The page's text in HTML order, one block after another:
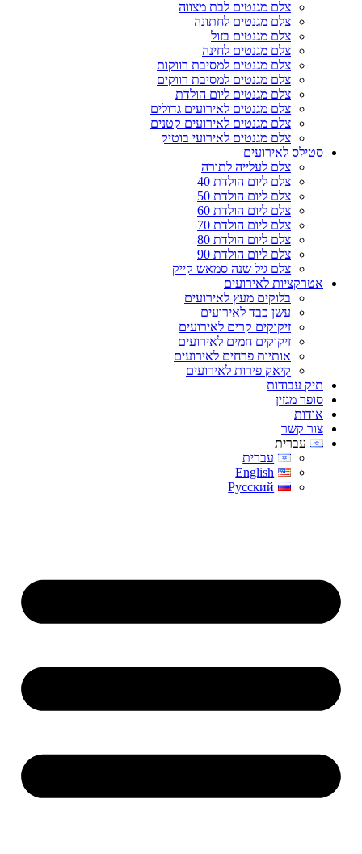
צלם מגנטים לבת מצווה
צלם מגנטים לחתונה
צלם מגנטים בזול
צלם מגנטים לחינה
צלם מגנטים למסיבת רווקות
צלם מגנטים למסיבת רווקים
צלם מגנטים ליום הולדת
צלם מגנטים לאירועים גדולים
צלם מגנטים לאירועים קטנים
צלם מגנטים לאירועי בוטיק
סטילס לאירועים
צלם לעלייה לתורה
צלם ליום הולדת 40
צלם ליום הולדת 50
צלם ליום הולדת 60
צלם ליום הולדת 70
צלם ליום הולדת 80
צלם ליום הולדת 90
צלם גיל שנה סמאש קייק
אטרקציות לאירועים
בלוקים מעץ לאירועים
עשן כבד לאירועים
זיקוקים קרים לאירועים
זיקוקים חמים לאירועים
אותיות פרחים לאירועים
קיאק פירות לאירועים
תיק עבודות
סופר מגזין
אודות
צור קשר
עברית
עברית
English
Русский